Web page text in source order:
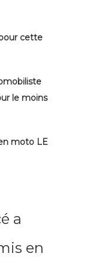
cette
le moins
moto LE
a
en